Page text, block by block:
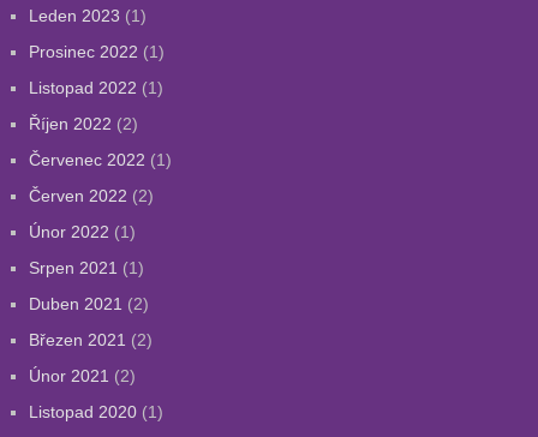
Leden 2023 (1)
Prosinec 2022 (1)
Listopad 2022 (1)
Říjen 2022 (2)
Červenec 2022 (1)
Červen 2022 (2)
Únor 2022 (1)
Srpen 2021 (1)
Duben 2021 (2)
Březen 2021 (2)
Únor 2021 (2)
Listopad 2020(1)